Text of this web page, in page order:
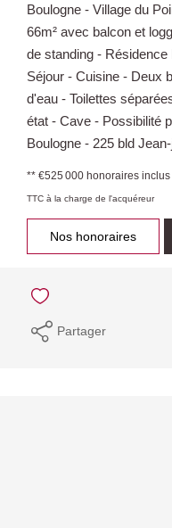
Boulogne - Village du
66m² avec balcon et
de standing -
Séjour - Cuisine - Deux
d'eau - Toilettes
état - Cave - Possibilité
Boulogne - 225 bld
** €525 000 honoraires inclus
TTC à la charge de l'acquéreur
Nos honoraires
Partager